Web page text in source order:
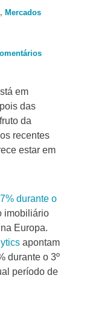
, Mercados
em
das
da
recentes
estar em
durante o
imobiliário
Europa.
apontam
durante o 3º
período de